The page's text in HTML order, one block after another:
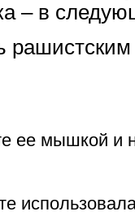
– в
ее мышкой и